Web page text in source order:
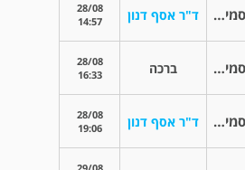
הפסקת חוסמי ביתא לפני איסוף שתן ד"ר אסף דנון
28/08
14:57
הפסקת חוסמי ביתא לפני איסוף שתן ברכה
28/08
16:33
הפסקת חוסמי ביתא לפני איסוף שתן ד"ר אסף דנון
28/08
19:06